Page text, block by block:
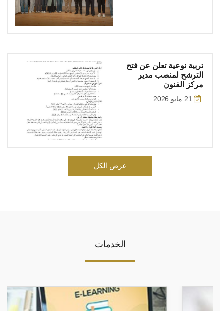
تربية نوعية تعلن عن فتح
الترشح لمنصب مدير
مركز الفنون
21 مايو 2026
عرض الكل
الخدمات